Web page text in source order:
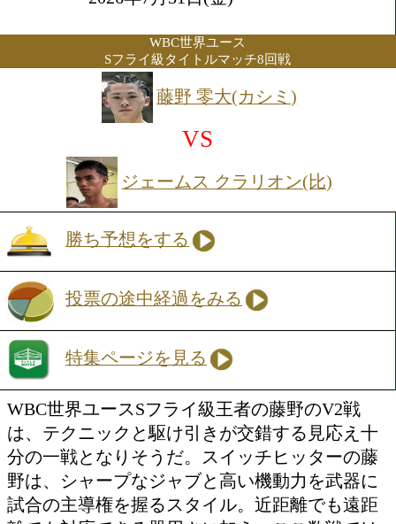
TV放送予定
2026年7月31日(金)
Sフライ級タイトルマッチ8回戦
VS
ジェームス クラリオン(
勝ち予想をする
投票の途中経過をみる